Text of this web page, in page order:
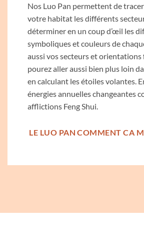
Nos Luo Pan permettent de
votre habitat les différents
déterminer en un coup d’œil les
symboliques et couleurs de
aussi vos secteurs et orientations
pourez aller aussi bien plus loin
en calculant les étoiles volantes.
énergies annuelles changeantes
afflictions Feng Shui.
LE LUO PAN COMMENT CA